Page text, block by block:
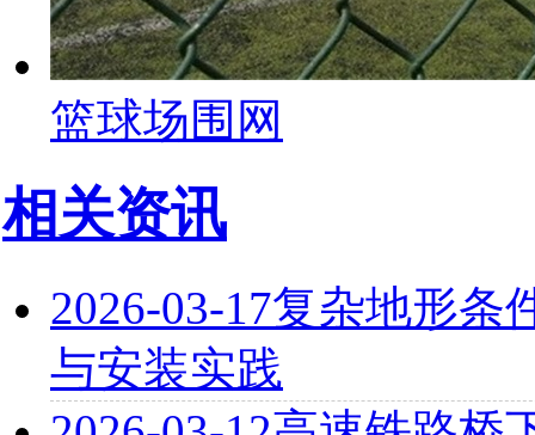
篮球场围网
相关资讯
2026-03-17复杂地形条
与安装实践